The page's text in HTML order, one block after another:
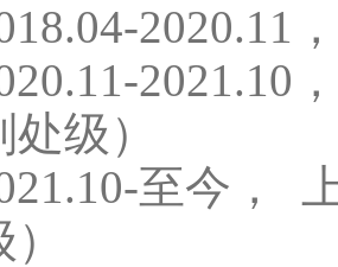
2020.11
2021.10
处级）
至今，